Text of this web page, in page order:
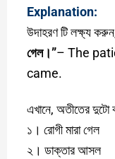
Explanation:
উদাহরণ টি লক্ষ্য
গেল।”– The
came.
এখানে, অতীতের দুটো
১। রোগী মারা গেল
২। ডাক্তার আসল